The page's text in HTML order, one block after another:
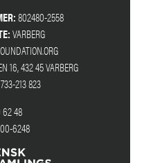
802480-2558
VARBERG
16, 432 45 VARBERG
213 823
48
6248